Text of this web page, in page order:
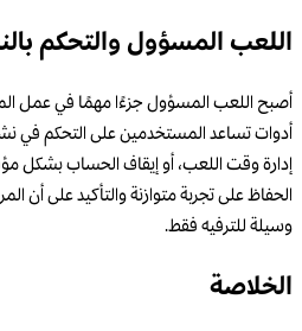
اللعب المسؤول والتحكم
أصبح اللعب المسؤول جزءًا مهمًا في عمل
أدوات تساعد المستخدمين على التحكم في
إدارة وقت اللعب، أو إيقاف الحساب بشكل
الحفاظ على تجربة متوازنة والتأكيد على أن
وسيلة للترفيه فقط.
الخلاصة